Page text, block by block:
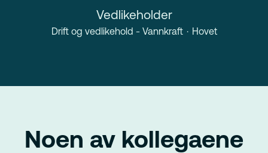
Vedlikeholder
Drift og vedlikehold - Vannkraft · Hovet
Noen av kollegaene